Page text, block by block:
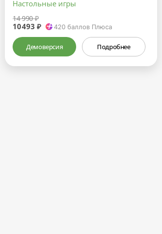
Настольные игры
14 990 ₽
10493 ₽ 420баллов Плюса
Демоверсия Подробнее